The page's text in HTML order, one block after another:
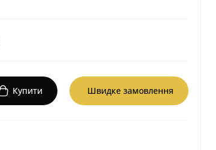
Купити Швидке замовлення